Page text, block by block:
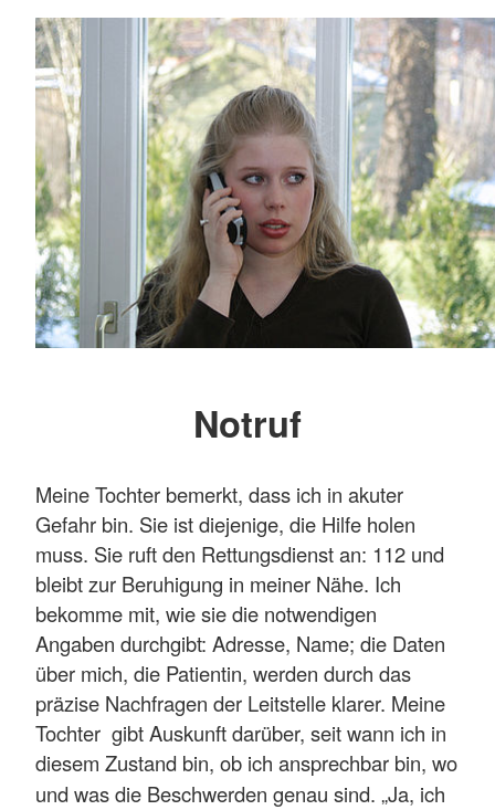
Notruf
Meine Tochter bemerkt, dass ich in akuter
Gefahr bin. Sie ist diejenige, die Hilfe holen
muss. Sie ruft den Rettungsdienst an: 112 und
bleibt zur Beruhigung in meiner Nähe. Ich
bekomme mit, wie sie die notwendigen
Angaben durchgibt: Adresse, Name; die Daten
über mich, die Patientin, werden durch das
präzise Nachfragen der Leitstelle klarer. Meine
Tochter gibt Auskunft darüber, seit wann ich in
diesem Zustand bin, ob ich ansprechbar bin, wo
und was die Beschwerden genau sind. „Ja, ich